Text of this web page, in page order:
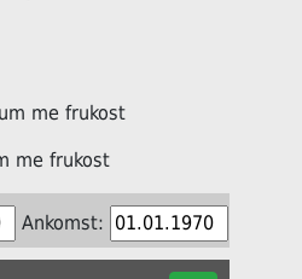
me frukost
me frukost
Ankomst: